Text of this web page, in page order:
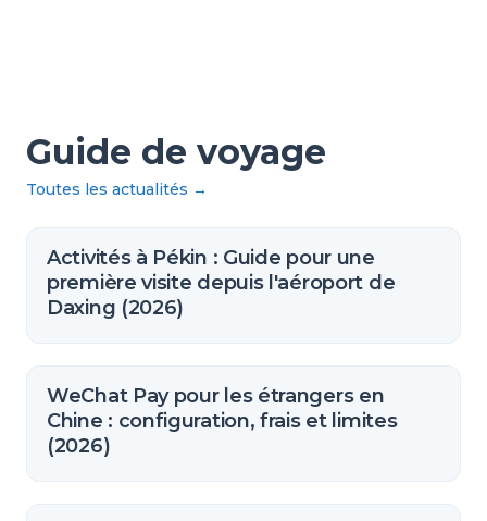
Guide de voyage
Toutes les actualités →
Activités à Pékin : Guide pour une
première visite depuis l'aéroport de
Daxing (2026)
WeChat Pay pour les étrangers en
Chine : configuration, frais et limites
(2026)